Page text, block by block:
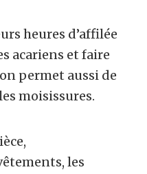
heures d’affilée
acariens et faire
permet aussi de
moisissures.
les